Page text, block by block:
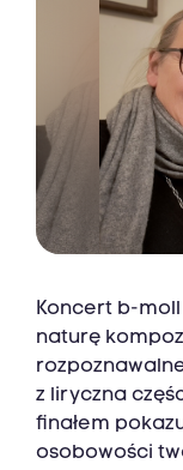
Koncert b-
naturę
z liryczna
finałem
osobowości